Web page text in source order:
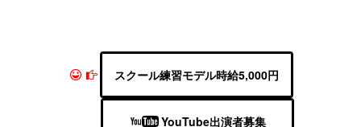
スクール練習モデル時給5,000円
YouTube出演者募集